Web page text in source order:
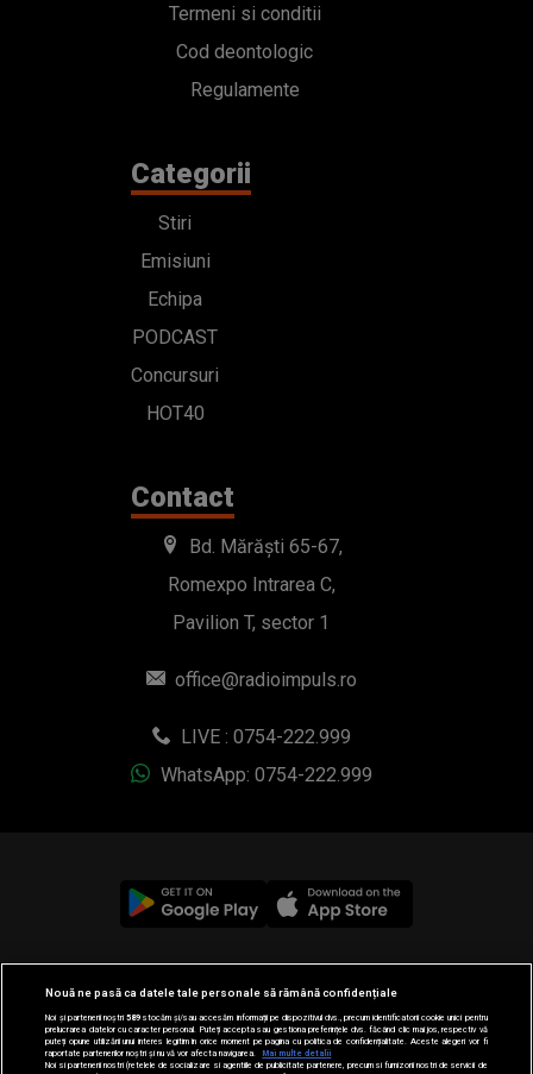
Termeni si conditii
Cod deontologic
Regulamente
Categorii
Stiri
Emisiuni
Echipa
PODCAST
Concursuri
HOT40
Contact
Bd. Mărăști 65-67,
Romexpo Intrarea C,
Pavilion T, sector 1
office@radioimpuls.ro
LIVE : 0754-222.999
WhatsApp: 0754-222.999
© 2019-2026 DOGAN MEDIA INTERNATIONAL SA, Toate
drepturile rezervate.
Nouă ne pasă ca datele tale personale să rămână confidențiale
Noi și partenerii noștri589stocăm și/sau accesăm informații pe dispozitivul dvs., precum identificatorii cookie unici pentru
prelucrarea datelor cu caracter personal. Puteți accepta sau gestiona preferințele dvs. făcând clic mai jos, respectiv vă
puteți opune utilizării unui interes legitim în orice moment pe pagina cu politica de confidențialitate. Aceste alegeri vor fi
raportate partenerilor noștri și nu vă vor afecta navigarea.
Mai multe detalii
Noi si partenerii nostri (retelele de socializare si agentiile de publicitate partenere, precum si furnizorii nostri de servicii de